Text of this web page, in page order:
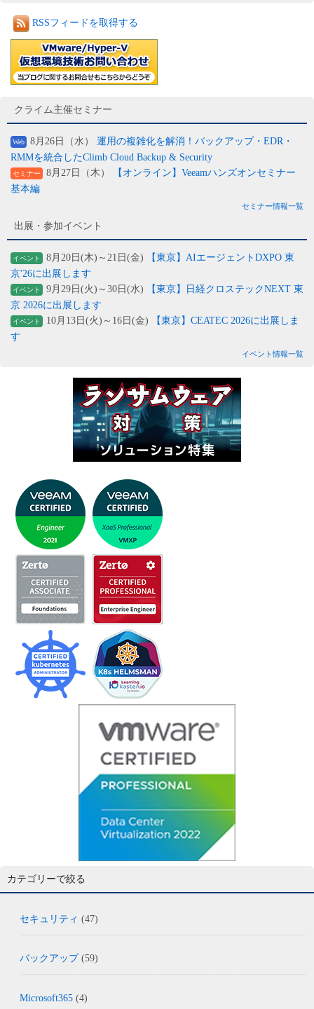
RSSフィードを取得する
クライム主催セミナー
Web 8月26日（水） 運用の複雑化を解消！バックアップ・EDR・
RMMを統合したClimb Cloud Backup & Security
セミナー 8月27日（木）
【オンライン】Veeamハンズオンセミナー
基本編
セミナー情報一覧
出展・参加イベント
イベント 8月20日(木)～21日(金)
【東京】AIエージェントDXPO 東
京'26に出展します
イベント 9月29日(火)～30日(水)
【東京】日経クロステックNEXT 東
京 2026に出展します
イベント 10月13日(火)～16日(金)
【東京】CEATEC 2026に出展しま
す
イベント情報一覧
カテゴリーで絞る
セキュリティ (47)
バックアップ(59)
Microsoft365 (4)